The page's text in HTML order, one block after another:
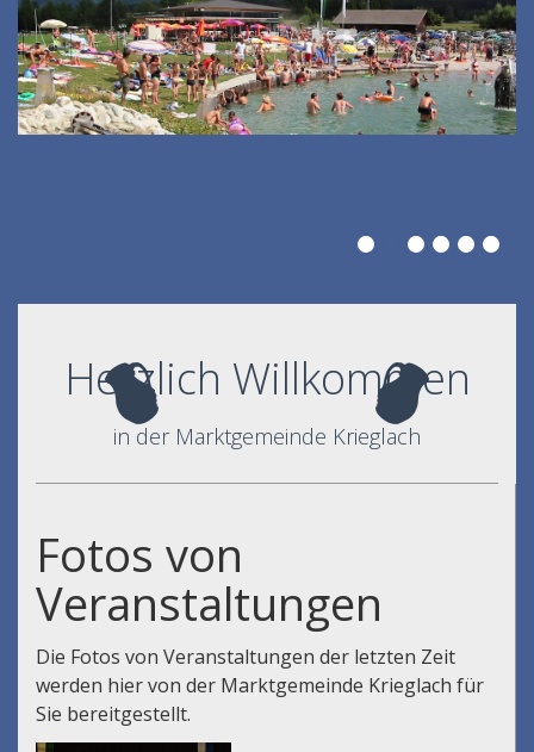
Herzlich Willkommen
in der Marktgemeinde Krieglach
Fotos von
Veranstaltungen
Die Fotos von Veranstaltungen der letzten Zeit
werden hier von der Marktgemeinde Krieglach für
Sie bereitgestellt.